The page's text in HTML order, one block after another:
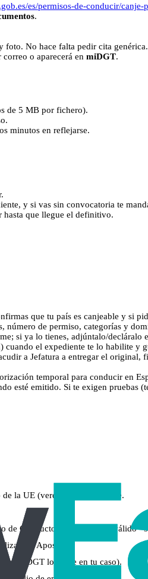
es/permisos-de-conducir/canje-
.
foto. No hace falta pedir cita genérica.
o aparecerá en miDGT.
de 5 MB por fichero).
minutos en reflejarse.
y si vas sin convocatoria te
hasta que llegue el definitivo.
que tu país es canjeable y si
de permiso, categorías y
si ya lo tienes, adjúntalo/decláralo
cuando el expediente te lo habilite y
a Jefatura a entregar el
temporal para conducir en
esté emitido. Si te exigen pruebas
la UE (verde), más pasaporte.
de Conductores autorizado (válido
Apostilla).
(si DGT lo exige en tu caso).